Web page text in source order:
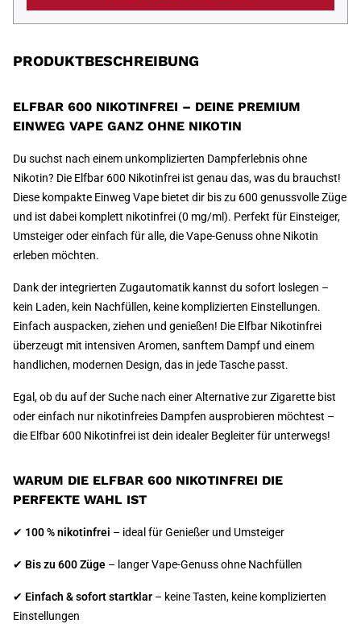
PRODUKTBESCHREIBUNG
ELFBAR 600 NIKOTINFREI – DEINE PREMIUM
EINWEG VAPE GANZ OHNE NIKOTIN
Du suchst nach einem unkomplizierten Dampferlebnis ohne
Nikotin? Die Elfbar 600 Nikotinfrei ist genau das, was du brauchst!
Diese kompakte Einweg Vape bietet dir bis zu 600 genussvolle Züge
und ist dabei komplett nikotinfrei (0 mg/ml). Perfekt für Einsteiger,
Umsteiger oder einfach für alle, die Vape-Genuss ohne Nikotin
erleben möchten.
Dank der integrierten Zugautomatik kannst du sofort loslegen –
kein Laden, kein Nachfüllen, keine komplizierten Einstellungen.
Einfach auspacken, ziehen und genießen! Die Elfbar Nikotinfrei
überzeugt mit intensiven Aromen, sanftem Dampf und einem
handlichen, modernen Design, das in jede Tasche passt.
Egal, ob du auf der Suche nach einer Alternative zur Zigarette bist
oder einfach nur nikotinfreies Dampfen ausprobieren möchtest –
die Elfbar 600 Nikotinfrei ist dein idealer Begleiter für unterwegs!
WARUM DIE ELFBAR 600 NIKOTINFREI DIE
PERFEKTE WAHL IST
✔ 100 % nikotinfrei – ideal für Genießer und Umsteiger
✔ Bis zu 600 Züge – langer Vape-Genuss ohne Nachfüllen
✔ Einfach & sofort startklar – keine Tasten, keine komplizierten
Einstellungen